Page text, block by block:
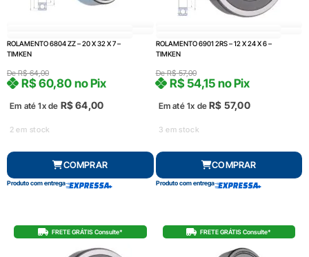
ROLAMENTO 6804 ZZ – 20 X 32 X 7 –
TIMKEN
DeR$64,00
Em até 1x de R$64,00
R$60,80 no Pix
2 em stock
COMPRAR
Produto com entrega
ROLAMENTO 6901 2RS – 12 X 24 X 6 –
TIMKEN
DeR$57,00
Em até 1x de R$ 57,00
R$ 54,15 no Pix
3 em stock
COMPRAR
Produto com entrega
FRETE GRÁTIS Consulte* FRETE GRÁTIS Consulte*